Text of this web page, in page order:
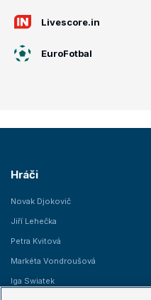
Livescore.in
EuroFotbal
Hráči
Novak Djokovič
Jiří Lehečka
Petra Kvitová
Markéta Vondroušová
Iga Swiatek